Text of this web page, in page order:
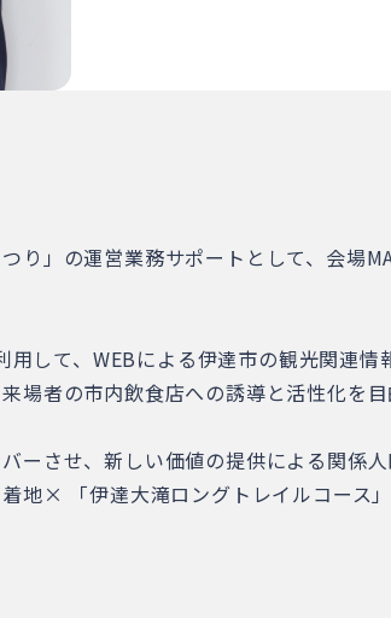
り」の運営業務サポートとして、会場
して、WEBによる伊達市の観光関連情
場者の市内飲食店への誘導と活性化を
ーさせ、新しい価値の提供による関係
地× 「伊達大滝ロングトレイルコース」